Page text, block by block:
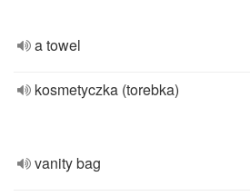
a towel
kosmetyczka (torebka)
vanity bag